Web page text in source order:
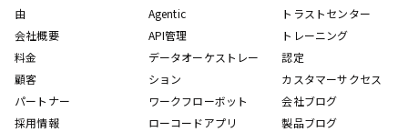
由
会社概要
料金
顧客
パートナー
採用情報
Agentic
API管理
データオーケストレー
ション
ワークフローボット
ローコードアプリ
トラストセンター
トレーニング
認定
カスタマーサクセス
会社ブログ
製品ブログ